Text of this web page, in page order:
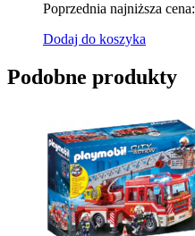
Poprzednia najniższa cena:
Dodaj do koszyka
Podobne produkty